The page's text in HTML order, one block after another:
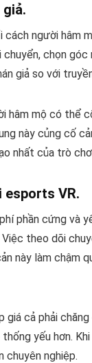
người hâm
chọn
giả so với
hâm mộ có thể
này củng cố
nhất của trò
esports VR.
phần cứng và
theo dõi
này làm chậm
cả phải
yếu hơn.
chuyên nghiệp.